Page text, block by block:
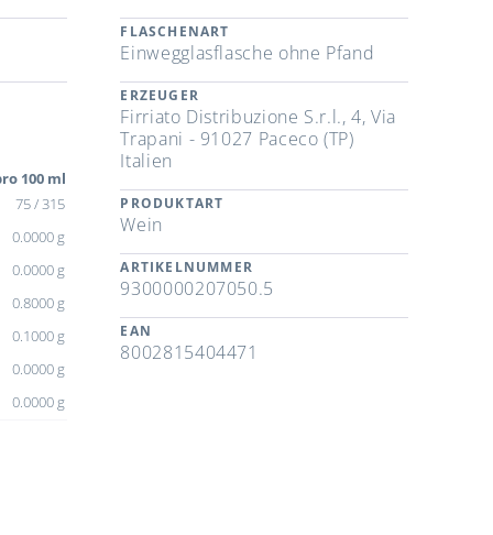
100 ml
75 / 315
0.0000 g
0.0000 g
0.8000 g
0.1000 g
0.0000 g
0.0000 g
FLASCHENART
Einwegglasflasche ohne Pfand
ERZEUGER
Firriato Distribuzione S.r.l., 4, Via
Trapani - 91027 Paceco (TP)
Italien
PRODUKTART
Wein
ARTIKELNUMMER
9300000207050.5
EAN
8002815404471